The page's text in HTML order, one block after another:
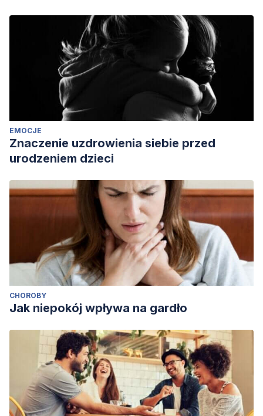
https://revistas.pucp.edu.pe/index.php/psicologia/article/
Labban, A., Novell, C., & Bauer, S. (2023). Examining the
impact of mindsets on donation intentions to homelessness
charities via parallel serial mediation.
International Review
on Public and Nonprofit Marketing
20 (1), 225-244.
https://link.springer.com/article/10.1007/s12208-022-00336-
López, M. (2017).
El libro de la generosidad. Grijalbo
Méndez, D. (2020). Eticidad afectividad y andragogía
desde la percepción filantrópica.Revista Digital de
https://redip.iesip.edu.ve/ojs/index.php/redip/article/view/22
Park, S., Kahnt, T., Dogan, A., Strang, S., Fehr, E. & Tobler,
P. (2017). Un vínculo neural entre la generosidad y la
Comunicaciones de la naturaleza, 8(1).
EMOCJE
Znaczenie uzdrowienia siebie przed
urodzeniem dzieci
CHOROBY
Jak niepokój wpływa na gardło